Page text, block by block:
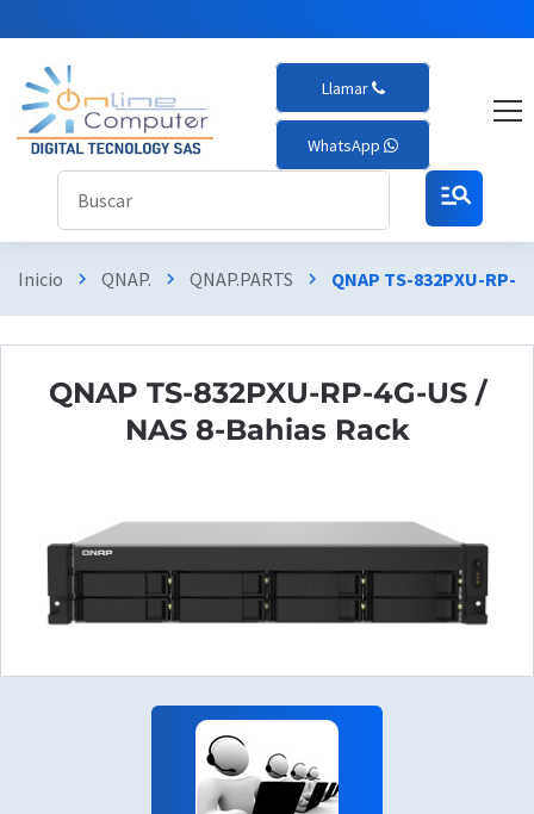
Llamar
WhatsApp
manage_search
Inicio chevron_right QNAP. chevron_right QNAP.PARTS chevron_right QNAP TS-832PXU-RP-
QNAP TS-832PXU-RP-4G-US /
NAS 8-Bahias Rack